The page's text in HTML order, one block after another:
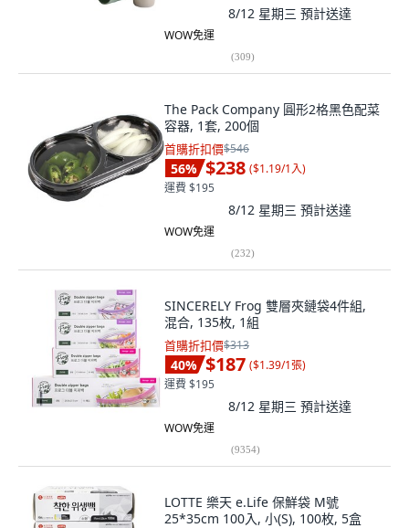
8/12 星期三 預計送達
WOW免運
(309)
The Pack Company 圓形2格黑色配菜
容器, 1套, 200個
首購折扣價$546
56% $238 ($1.19/1入)
運費 $195
8/12 星期三 預計送達
WOW免運
(232)
SINCERELY Frog 雙層夾鏈袋4件組,
混合, 135枚, 1組
首購折扣價$313
40% $187 ($1.39/1張)
運費 $195
8/12 星期三 預計送達
WOW免運
(9354)
LOTTE 樂天 e.Life 保鮮袋 M號
25*35cm 100入, 小(S), 100枚, 5盒